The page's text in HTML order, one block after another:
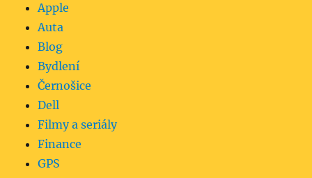
Apple
Auta
Blog
Bydlení
Černošice
Dell
Filmy a seriály
Finance
GPS